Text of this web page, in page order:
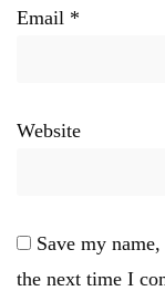
Email *
Website
Save my
the next time I